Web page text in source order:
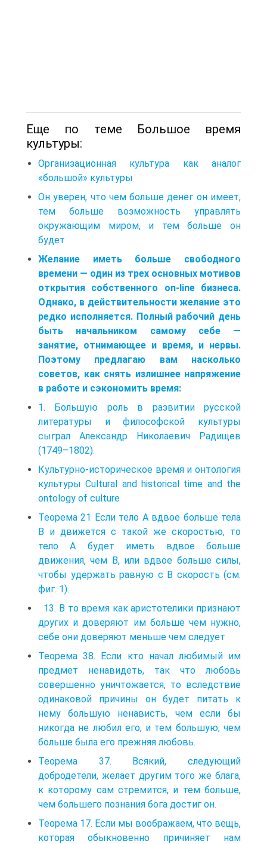
Еще по теме Большое время
культуры:
Организационная культура как аналог
«большой» культуры
Он уверен, что чем больше денег он имеет,
тем больше возможность управлять
окружающим миром, и тем больше он
будет
Желание иметь больше свободного
времени — один из трех основных мотивов
открытия собственного on-line бизнеса.
Однако, в действительности желание это
редко исполняется. Полный рабочий день
быть начальником самому себе —
занятие, отнимающее и время, и нервы.
Поэтому предлагаю вам насколько
советов, как снять излишнее напряжение
в работе и сэкономить время:
1. Большую роль в развитии русской
литературы и философской культуры
сыграл Александр Николаевич Радищев
(1749–1802).
Культурно-историческое время и онтология
культуры Cultural and historical time and the
ontology of culture
Теорема 21 Если тело А вдвое больше тела
В и движется с такой же скоростью, то
тело А будет иметь вдвое больше
движения, чем В, или вдвое больше силы,
чтобы удержать равную с В скорость (см.
фиг. 1).
13. В то время как аристотелики признают
других и доверяют им больше чем нужно,
себе они доверяют меньше чем следует
Теорема 38. Если кто начал любимый им
предмет ненавидеть, так что любовь
совершенно уничтожается, то вследствие
одинаковой причины он будет питать к
нему большую ненависть, чем если бы
никогда не любил его, и тем большую, чем
больше была его прежняя любовь.
Теорема 37. Всякий, следующий
добродетели, желает другим того же блага,
к которому сам стремится, и тем больше,
чем большего познания бога достиг он.
Теорема 17. Если мы воображаем, что вещь,
которая обыкновенно причиняет нам